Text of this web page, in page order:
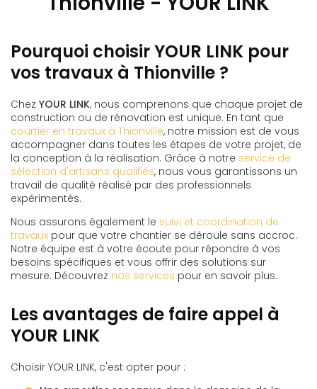
Pourquoi choisir YOUR LINK pour
vos travaux à Thionville ?
Chez YOUR LINK, nous comprenons que chaque projet de
construction ou de rénovation est unique. En tant que
courtier en travaux à Thionville, notre mission est de vous
accompagner dans toutes les étapes de votre projet, de
la conception à la réalisation. Grâce à notre service de
sélection d'artisans qualifiés, nous vous garantissons un
travail de qualité réalisé par des professionnels
expérimentés.
Nous assurons également le suivi et coordination de
travaux pour que votre chantier se déroule sans accroc.
Notre équipe est à votre écoute pour répondre à vos
besoins spécifiques et vous offrir des solutions sur
mesure. Découvrez nos services pour en savoir plus.
Les avantages de faire appel à
YOUR LINK
Choisir YOUR LINK, c'est opter pour :